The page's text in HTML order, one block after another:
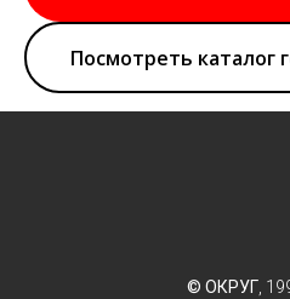
Посмотреть каталог
© ОКРУГ,